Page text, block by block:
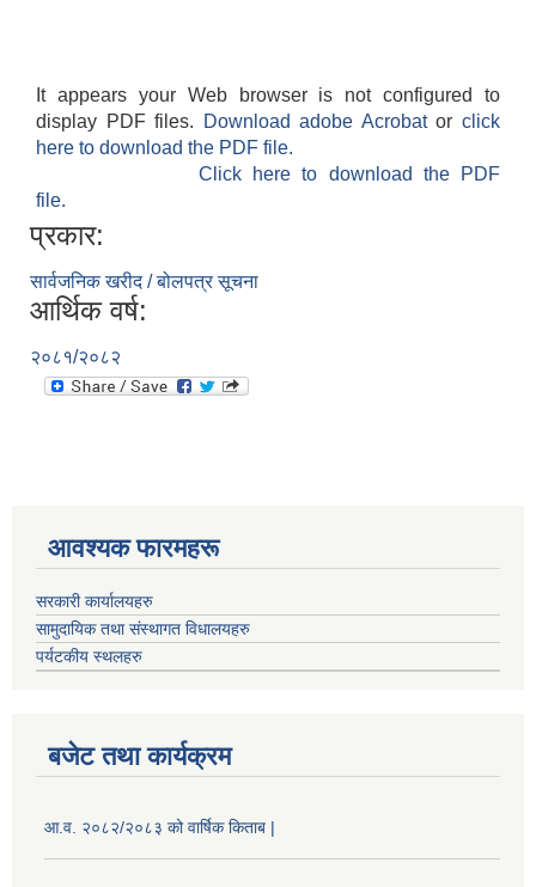
It appears your Web browser is not configured to
display PDF files.
Download adobe Acrobatorclick
here to download the PDF file.
Click here to download the PDF
file.
प्रकार:
सार्वजनिक खरीद / बोलपत्र सूचना
आर्थिक वर्ष:
२०८१/२०८२
आवश्यक फारमहरू
सरकारी कार्यालयहरु
सामुदायिक तथा संस्थागत विधालयहरु
पर्यटकीय स्थलहरु
बजेट तथा कार्यक्रम
आ.व. २०८२/२०८३ को वार्षिक किताब |